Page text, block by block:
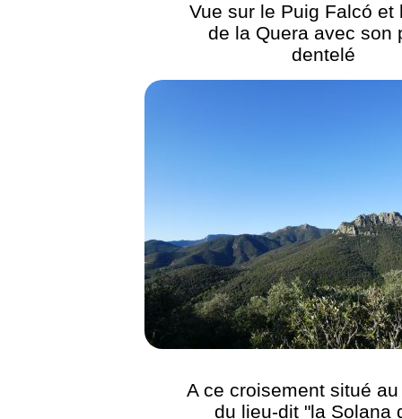
Vue sur le Puig Falcó et
de la Quera avec son
dentelé
A ce croisement situé
du lieu-dit "la Solana